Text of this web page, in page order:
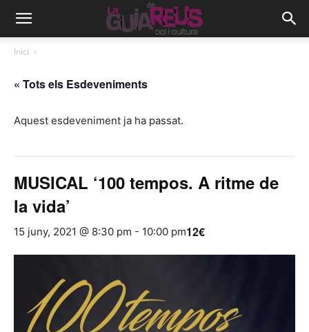
Inici
« Tots els Esdeveniments
Aquest esdeveniment ja ha passat.
MUSICAL ‘100 tempos. A ritme de
la vida’
15 juny, 2021 @ 8:30 pm - 10:00 pm12€